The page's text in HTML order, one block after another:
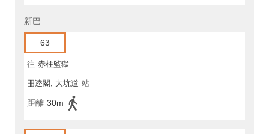
新巴
63
往 赤柱監獄
昍逵閣, 大坑道 站
距離 30m